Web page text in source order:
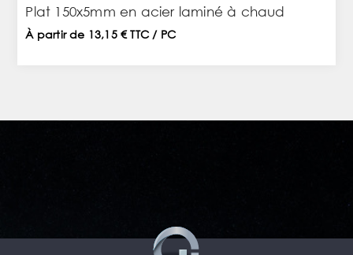
Plat 150x5mm en acier laminé à chaud
À partir de 13,15 € TTC / PC